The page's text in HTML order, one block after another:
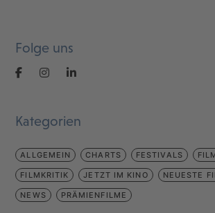
Folge uns
Kategorien
ALLGEMEIN CHARTS FESTIVALS
FILMKRITIK JETZT IM KINO NEUESTE
NEWS PRÄMIENFILME